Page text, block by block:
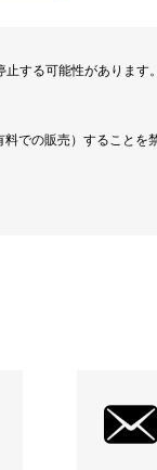
する可能性があります。
での販売）することを